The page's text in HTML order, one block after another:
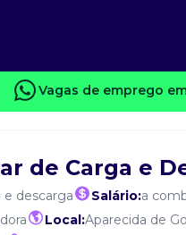
Vagas de emprego
de Carga e
e descarga Salário:a
Local:Aparecida de